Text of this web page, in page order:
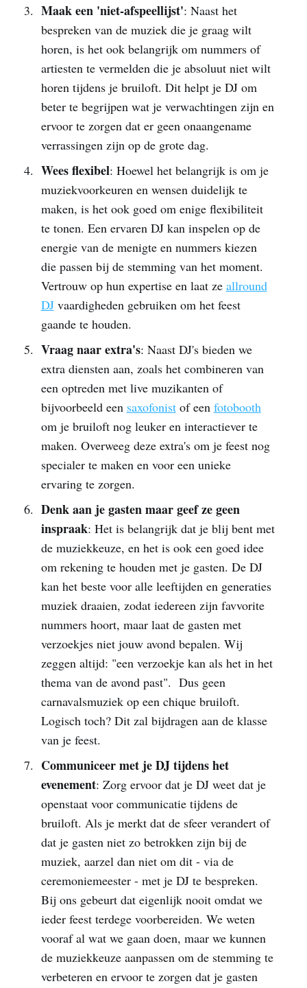
Maak een 'niet-afspeellijst': Naast het
bespreken van de muziek die je graag wilt
horen, is het ook belangrijk om nummers of
artiesten te vermelden die je absoluut niet wilt
horen tijdens je bruiloft. Dit helpt je DJ om
beter te begrijpen wat je verwachtingen zijn en
ervoor te zorgen dat er geen onaangename
verrassingen zijn op de grote dag.
Wees flexibel: Hoewel het belangrijk is om je
muziekvoorkeuren en wensen duidelijk te
maken, is het ook goed om enige flexibiliteit
te tonen. Een ervaren DJ kan inspelen op de
energie van de menigte en nummers kiezen
die passen bij de stemming van het moment.
Vertrouw op hun expertise en laat ze allround
DJvaardigheden gebruiken om het feest
gaande te houden.
Vraag naar extra's: Naast DJ's bieden we
extra diensten aan, zoals het combineren van
een optreden met live muzikanten of
bijvoorbeeld een saxofonistof een fotobooth
om je bruiloft nog leuker en interactiever te
maken. Overweeg deze extra's om je feest nog
specialer te maken en voor een unieke
ervaring te zorgen.
Denk aan je gasten maar geef ze geen
inspraak: Het is belangrijk dat je blij bent met
de muziekkeuze, en het is ook een goed idee
om rekening te houden met je gasten. De DJ
kan het beste voor alle leeftijden en generaties
muziek draaien, zodat iedereen zijn favvorite
nummers hoort, maar laat de gasten met
verzoekjes niet jouw avond bepalen. Wij
zeggen altijd: "een verzoekje kan als het in het
thema van de avond past". Dus geen
carnavalsmuziek op een chique bruiloft.
Logisch toch? Dit zal bijdragen aan de klasse
van je feest.
Communiceer met je DJ tijdens het
evenement: Zorg ervoor dat je DJ weet dat je
openstaat voor communicatie tijdens de
bruiloft. Als je merkt dat de sfeer verandert of
dat je gasten niet zo betrokken zijn bij de
muziek, aarzel dan niet om dit - via de
ceremoniemeester - met je DJ te bespreken.
Bij ons gebeurt dat eigenlijk nooit omdat we
ieder feest terdege voorbereiden. We weten
vooraf al wat we gaan doen, maar we kunnen
de muziekkeuze aanpassen om de stemming te
verbeteren en ervoor te zorgen dat je gasten